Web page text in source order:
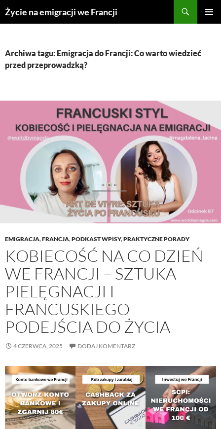
Przejdź
doŻycie na emigracji we Francji
Archiwa tagu: Emigracja do Francji: Co warto wiedzieć
przed przeprowadzką?
EMIGRACJA,FRANCJA,PODKAST WPISY,PRAKTYCZNE PORADY
KOBIECOŚĆ NA CO DZIEŃ
WE FRANCJI – SZTUKA
PIELĘGNACJI I
FRANCUSKIEGO
PODEJŚCIA DO ŻYCIA
4 CZERWCA, 2025 DODAJ KOMENTARZ